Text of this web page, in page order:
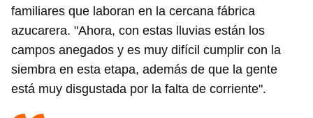
familiares que laboran en la cercana fábrica
azucarera. "Ahora, con estas lluvias están los
campos anegados y es muy difícil cumplir con la
siembra en esta etapa, además de que la gente
está muy disgustada por la falta de corriente".